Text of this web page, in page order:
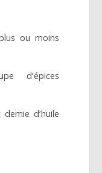
ou moins
d’épices
d’huile